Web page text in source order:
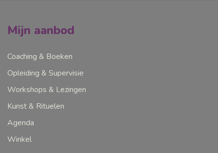
Mijn aanbod
Coaching & Boeken
Opleiding & Supervisie
Workshops & Lezingen
Kunst & Rituelen
Agenda
Winkel